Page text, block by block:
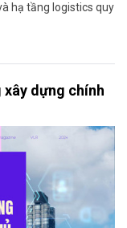
hạ tầng logistics quy
dựng chính